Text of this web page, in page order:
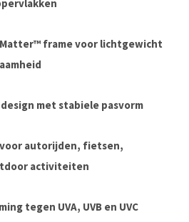
frame voor lichtgewicht
met stabiele pasvorm
autorijden, fietsen,
activiteiten
tegen UVA, UVB en UVC